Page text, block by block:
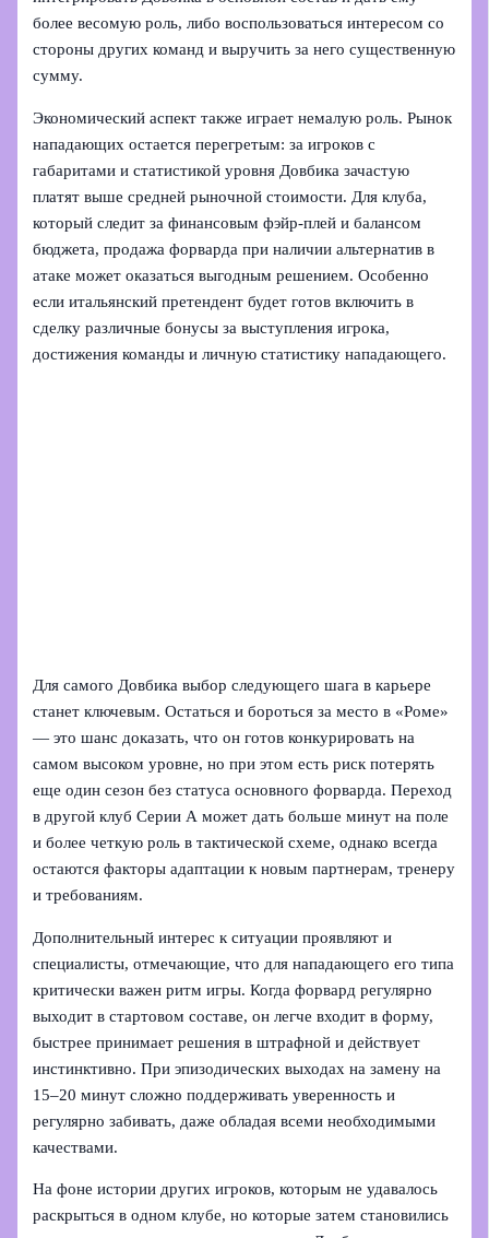
более весомую роль, либо воспользоваться интересом со
стороны других команд и выручить за него существенную
сумму.
Экономический аспект также играет немалую роль. Рынок
нападающих остается перегретым: за игроков с
габаритами и статистикой уровня Довбика зачастую
платят выше средней рыночной стоимости. Для клуба,
который следит за финансовым фэйр-плей и балансом
бюджета, продажа форварда при наличии альтернатив в
атаке может оказаться выгодным решением. Особенно
если итальянский претендент будет готов включить в
сделку различные бонусы за выступления игрока,
достижения команды и личную статистику нападающего.
Для самого Довбика выбор следующего шага в карьере
станет ключевым. Остаться и бороться за место в «Роме»
— это шанс доказать, что он готов конкурировать на
самом высоком уровне, но при этом есть риск потерять
еще один сезон без статуса основного форварда. Переход
в другой клуб Серии А может дать больше минут на поле
и более четкую роль в тактической схеме, однако всегда
остаются факторы адаптации к новым партнерам, тренеру
и требованиям.
Дополнительный интерес к ситуации проявляют и
специалисты, отмечающие, что для нападающего его типа
критически важен ритм игры. Когда форвард регулярно
выходит в стартовом составе, он легче входит в форму,
быстрее принимает решения в штрафной и действует
инстинктивно. При эпизодических выходах на замену на
15–20 минут сложно поддерживать уверенность и
регулярно забивать, даже обладая всеми необходимыми
качествами.
На фоне истории других игроков, которым не удавалось
раскрыться в одном клубе, но которые затем становились